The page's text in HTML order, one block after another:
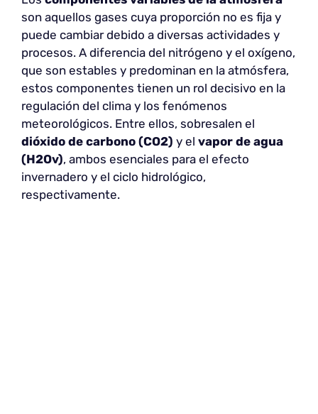
son aquellos gases cuya proporción no es fija y
puede cambiar debido a diversas actividades y
procesos. A diferencia del nitrógeno y el oxígeno,
que son estables y predominan en la atmósfera,
estos componentes tienen un rol decisivo en la
regulación del clima y los fenómenos
meteorológicos. Entre ellos, sobresalen el
dióxido de carbono (CO2) y el vapor de agua
(H2Ov), ambos esenciales para el efecto
invernadero y el ciclo hidrológico,
respectivamente.